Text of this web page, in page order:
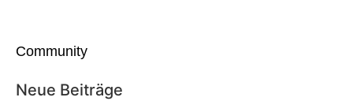
Community
Neue Beiträge